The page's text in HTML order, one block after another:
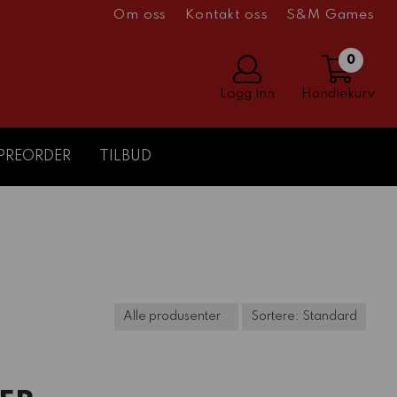
Om oss Kontakt oss S&M Games
Logg inn
0
Handlekurv
TILBUD